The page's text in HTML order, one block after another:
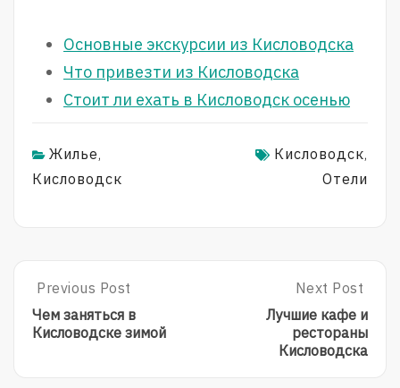
Основные экскурсии из Кисловодска
Что привезти из Кисловодска
Стоит ли ехать в Кисловодск осенью
Жилье,
Кисловодск
Кисловодск,
Отели
Post
navigation
Previous
Post:
Чем
Заняться
Previous Post
Чем заняться в
Кисловодске зимой
Next
Post:
Лучшие
Кафе
Next Post
Лучшие кафе и
рестораны
Кисловодска